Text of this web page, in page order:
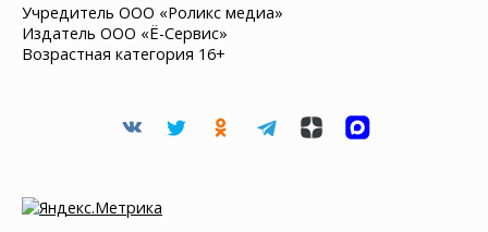
Учредитель ООО «Роликс медиа»
Издатель ООО «Ё-Сервис»
Возрастная категория 16+